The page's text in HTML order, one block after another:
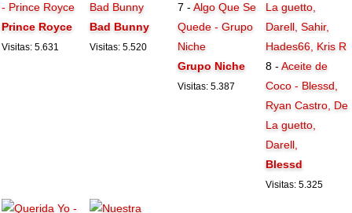
- Prince Royce
Prince Royce
Visitas: 5.631
Bad Bunny
Bad Bunny
Visitas: 5.520
7 -Algo Que Se
Quede - Grupo
Niche
Grupo Niche
Visitas: 5.387
8 -Aceite de
Coco - Blessd,
Ryan Castro, De
La guetto,
Darell,
Blessd
Visitas: 5.325